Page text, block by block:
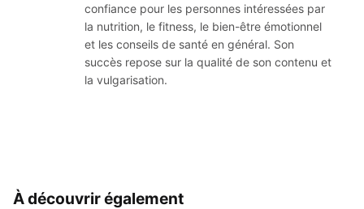
confiance pour les personnes intéressées par
la nutrition, le fitness, le bien-être émotionnel
et les conseils de santé en général. Son
succès repose sur la qualité de son contenu et
la vulgarisation.
À découvrir également